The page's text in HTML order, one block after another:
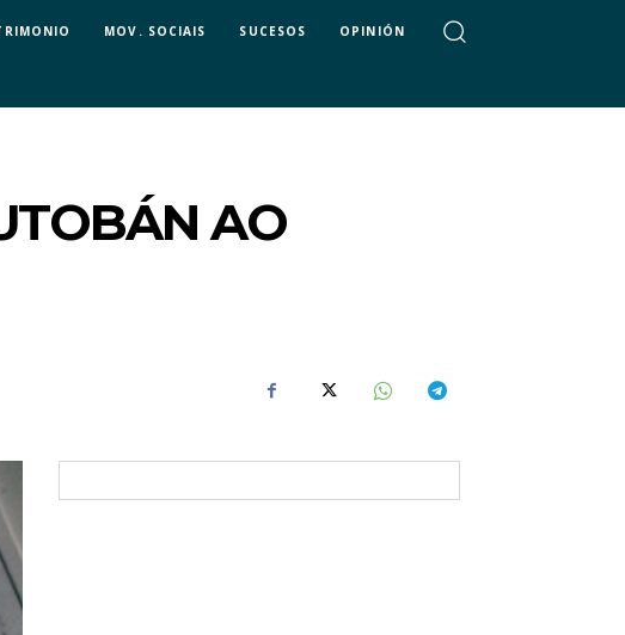
MOV. SOCIAIS SUCESOS OPINIÓN
AO